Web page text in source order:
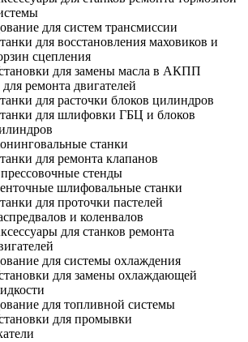
для систем трансмиссии
для восстановления маховиков и
сцепления
для замены масла в АКПП
ремонта двигателей
для расточки блоков цилиндров
для шлифовки ГБЦ и блоков
станки
для ремонта клапанов
стенды
шлифовальные станки
для проточки пастелей
и коленвалов
для станков ремонта
для системы охлаждения
для замены охлаждающей
для топливной системы
для промывки